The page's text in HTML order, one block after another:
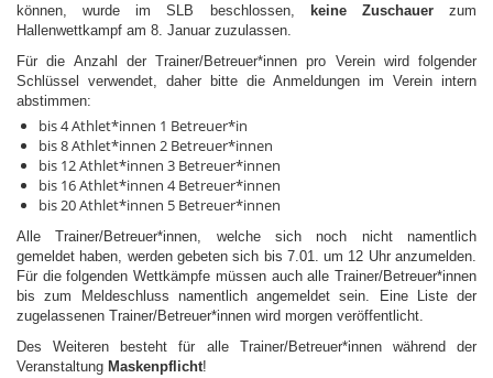
können, wurde im SLB beschlossen, keine Zuschauerzum
Hallenwettkampf am 8. Januar zuzulassen.
Für die Anzahl der Trainer/Betreuer*innen pro Verein wird folgender
Schlüssel verwendet, daher bitte die Anmeldungen im Verein intern
abstimmen:
bis 4 Athlet*innen 1 Betreuer*in
bis 8 Athlet*innen 2 Betreuer*innen
bis 12 Athlet*innen 3 Betreuer*innen
bis 16 Athlet*innen 4 Betreuer*innen
bis 20 Athlet*innen 5 Betreuer*innen
Alle Trainer/Betreuer*innen, welche sich noch nicht namentlich
gemeldet haben, werden gebeten sich bis 7.01. um 12 Uhr anzumelden.
Für die folgenden Wettkämpfe müssen auch alle Trainer/Betreuer*innen
bis zum Meldeschluss namentlich angemeldet sein. Eine Liste der
zugelassenen Trainer/Betreuer*innen wird morgen veröffentlicht.
Des Weiteren besteht für alle Trainer/Betreuer*innen während der
Veranstaltung Maskenpflicht!